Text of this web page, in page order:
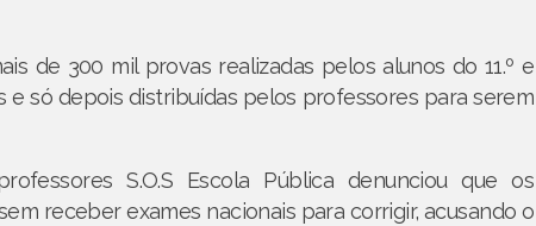
de 300 mil provas realizadas pelos alunos do 11.º e
e só depois distribuídas pelos professores para serem
S.O.S Escola Pública denunciou que os
receber exames nacionais para corrigir, acusando o